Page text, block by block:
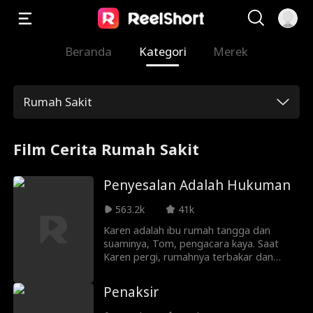
Beranda Kategori Merek
Rumah Sakit
Film Cerita Rumah Sakit
Penyesalan Adalah Hukuman
563.2k
41k
Karen adalah ibu rumah tangga dan
suaminya, Tom, pengacara kaya. Saat
Karen pergi, rumahnya terbakar dan
terjatuh dan kritis. Merry yang baik hati
ikut mobil pemadam yang dikemudikan
Kapten Bob untuk membawa Anna ke RS.
Penaksir